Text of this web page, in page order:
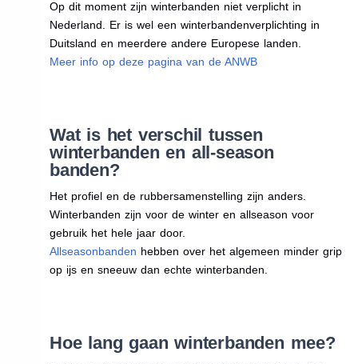
Op dit moment zijn winterbanden niet verplicht in
Nederland. Er is wel een winterbandenverplichting in
Duitsland en meerdere andere Europese landen.
Meer info op deze pagina van de ANWB
Wat is het verschil tussen
winterbanden en all-season
banden?
Het profiel en de rubbersamenstelling zijn anders.
Winterbanden zijn voor de winter en allseason voor
gebruik het hele jaar door.
Allseasonbanden hebben over het algemeen minder grip
op ijs en sneeuw dan echte winterbanden.
Hoe lang gaan winterbanden mee?